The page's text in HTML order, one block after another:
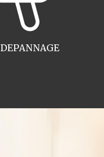
DEPANNAGE